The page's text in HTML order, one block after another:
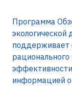
Программа
поддерживает
информацией